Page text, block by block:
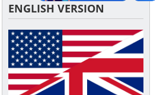
ENGLISH VERSION